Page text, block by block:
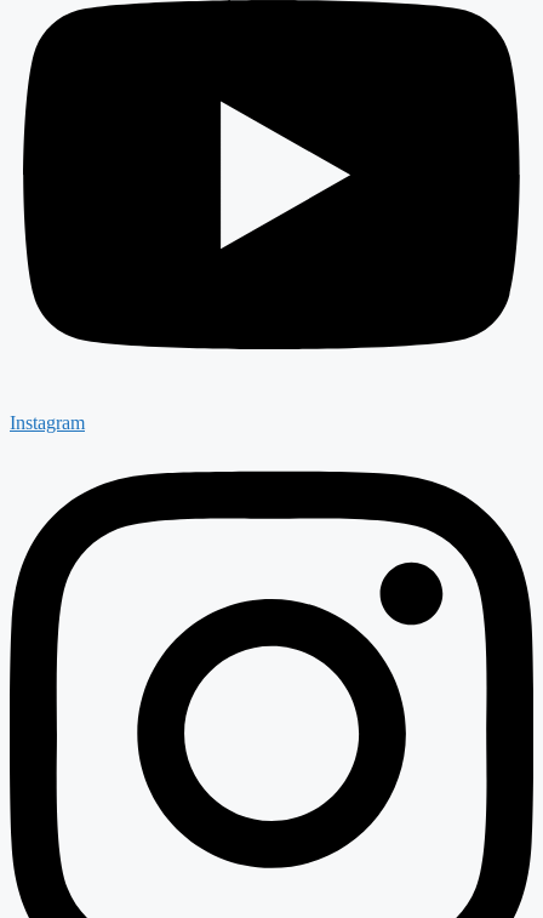
Instagram